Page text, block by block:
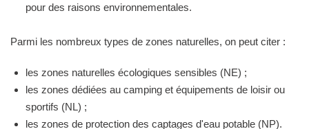
pour des raisons environnementales.
Parmi les nombreux types de zones naturelles, on peut citer :
les zones naturelles écologiques sensibles (NE) ;
les zones dédiées au camping et équipements de loisir ou
sportifs (NL) ;
les zones de protection des captages d'eau potable (NP).